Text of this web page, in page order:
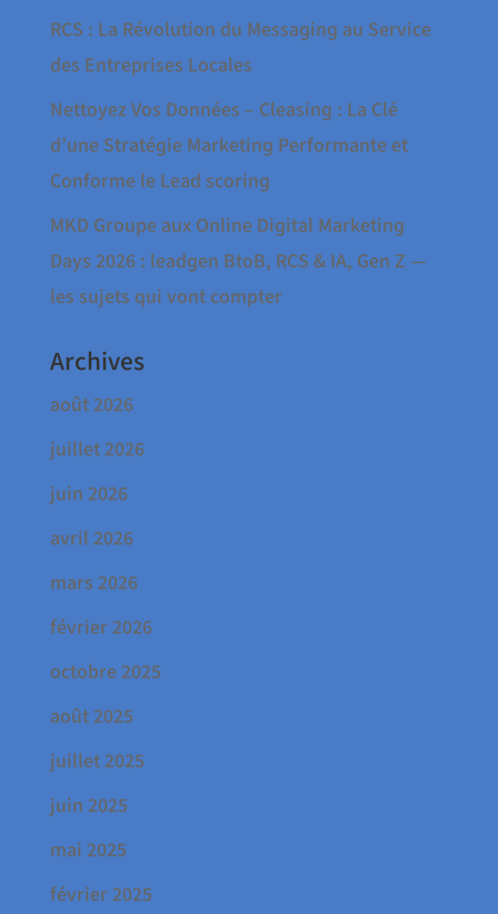
RCS : La Révolution du Messaging au Service
des Entreprises Locales
Nettoyez Vos Données – Cleasing : La Clé
d’une Stratégie Marketing Performante et
Conforme le Lead scoring
MKD Groupe aux Online Digital Marketing
Days 2026 : leadgen BtoB, RCS & IA, Gen Z —
les sujets qui vont compter
Archives
août 2026
juillet 2026
juin 2026
avril 2026
mars 2026
février 2026
octobre 2025
août 2025
juillet 2025
juin 2025
mai 2025
février 2025